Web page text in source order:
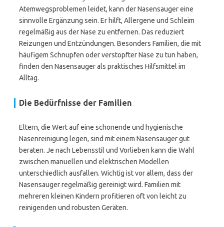
Atemwegsproblemen leidet, kann der Nasensauger eine
sinnvolle Ergänzung sein. Er hilft, Allergene und Schleim
regelmäßig aus der Nase zu entfernen. Das reduziert
Reizungen und Entzündungen. Besonders Familien, die mit
häufigem Schnupfen oder verstopfter Nase zu tun haben,
finden den Nasensauger als praktisches Hilfsmittel im
Alltag.
Die Bedürfnisse der Familien
Eltern, die Wert auf eine schonende und hygienische
Nasenreinigung legen, sind mit einem Nasensauger gut
beraten. Je nach Lebensstil und Vorlieben kann die Wahl
zwischen manuellen und elektrischen Modellen
unterschiedlich ausfallen. Wichtig ist vor allem, dass der
Nasensauger regelmäßig gereinigt wird. Familien mit
mehreren kleinen Kindern profitieren oft von leicht zu
reinigenden und robusten Geräten.